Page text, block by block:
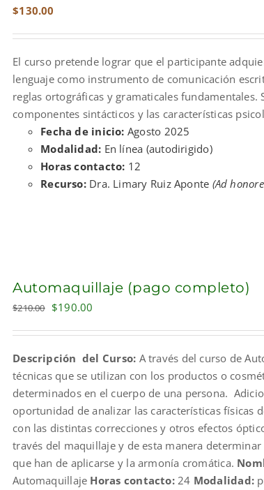
$130.00
El curso pretende lograr que el participante
lenguaje como instrumento de comunicación
reglas ortográficas y gramaticales fundamentales.
componentes sintácticos y las características
Fecha de inicio: Agosto 2025
Modalidad: En línea (autodirigido)
Horas contacto: 12
Recurso:Dra. Limary Ruiz Aponte (Ad
Automaquillaje (pago completo)
$210.00 Original
$210.00.
$190.00
$190.00.
Descripción del Curso: A través del curso de
técnicas que se utilizan con los productos o
determinados en el cuerpo de una persona.
oportunidad de analizar las características físicas
con las distintas correcciones y otros efectos
través del maquillaje y de esta manera
que han de aplicarse y la armonía cromática.
Automaquillaje Horas contacto:24 Modalidad: